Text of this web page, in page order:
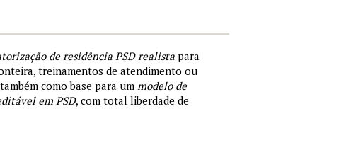
de residência PSD realista para
treinamentos de atendimento ou
como base para um modelo de
em PSD, com total liberdade de